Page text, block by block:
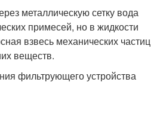
металлическую сетку вода
примесей, но в жидкости
взвесь механических частиц
веществ.
фильтрующего устройства